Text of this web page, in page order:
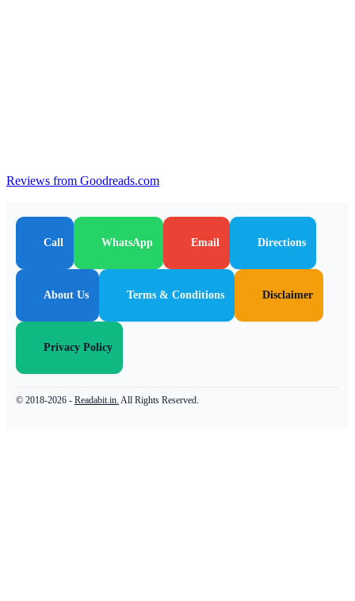
Reviews from Goodreads.com
Call WhatsApp Email Directions
About Us Terms & Conditions Disclaimer
Privacy Policy
© 2018-2026 - Readabit.in. All Rights Reserved.